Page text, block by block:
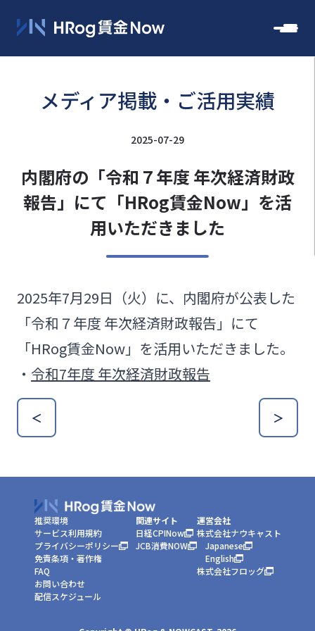
メディア掲載・ご活用実績
2025-07-29
内閣府の「令和７年度 年次経済財政
報告」にて「HRog賃金Now」を活
用いただきました
2025年7月29日（火）に、内閣府が公表した
「令和７年度 年次経済財政報告」にて
「HRog賃金Now」を活用いただきました。
・ 令和7年度 年次経済財政報告
＜ ＞
推奨環境
サービス利用規約
プライバシーポリシー
免責条項・著作権
FAQ
お問い合わせ
配信スケジュール
関連サイト
日経CPINow
JCB消費NOW
運営会社
株式会社ナウキャスト
Japanese
English
株式会社フロッグ